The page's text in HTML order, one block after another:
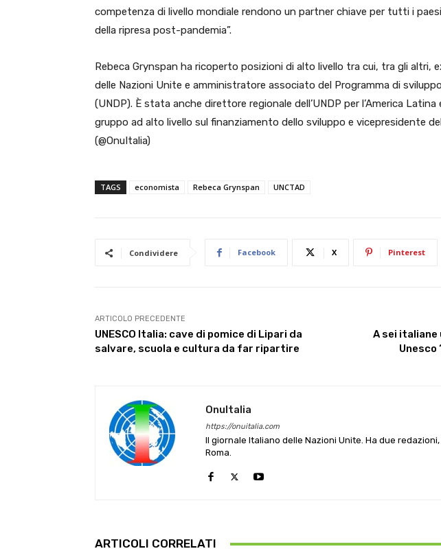
competenza di livello mondiale rendono un partner chiave per tutti i
della ripresa post-pandemia”.
Rebeca Grynspan ha ricoperto posizioni di alto livello tra cui, tra gli altri,
delle Nazioni Unite e amministratore associato del Programma di
(UNDP). È stata anche direttore regionale dell’UNDP per l’America Latina
gruppo ad alto livello sul finanziamento dello sviluppo e vicepresidente
(@OnuItalia)
TAGS economista Rebeca Grynspan UNCTAD
Condividere Facebook X Pinterest
ARTICOLO PRECEDENTE
UNESCO Italia: cave di pomice di Lipari da
salvare, scuola e cultura da far ripartire
A sei italiane
Unesco
OnuItalia
https://onuitalia.com
Il giornale Italiano delle Nazioni Unite. Ha due redazioni,
Roma.
ARTICOLI CORRELATI